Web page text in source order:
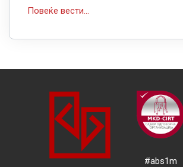
Повеќе вести...
#abs1m